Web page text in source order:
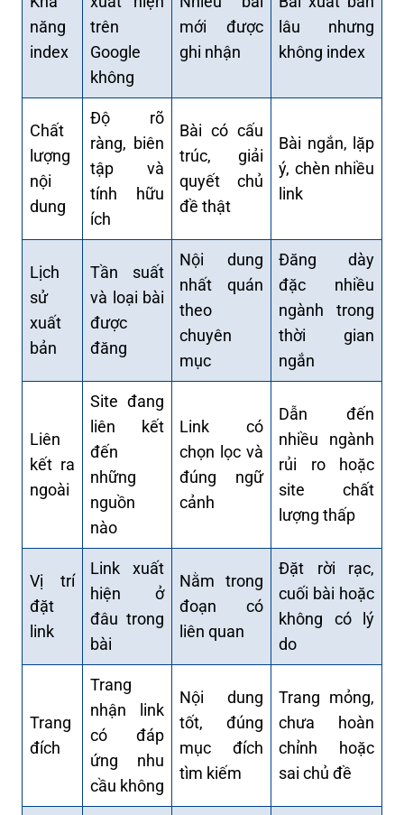
năng
index
trên
Google
không
mới được
ghi nhận
lâu nhưng
không index
Chất
lượng
nội
dung
Độ rõ
ràng, biên
tập và
tính hữu
ích
Bài có cấu
trúc, giải
quyết chủ
đề thật
Bài ngắn, lặp
ý, chèn nhiều
link
Lịch
sử
xuất
bản
Tần suất
và loại bài
được
đăng
Nội dung
nhất quán
theo
chuyên
mục
Đăng dày
đặc nhiều
ngành trong
thời gian
ngắn
Liên
kết ra
ngoài
Site đang
liên kết
đến
những
nguồn
nào
Link có
chọn lọc và
đúng ngữ
cảnh
Dẫn đến
nhiều ngành
rủi ro hoặc
site chất
lượng thấp
Vị trí
đặt
link
Link xuất
hiện ở
đâu trong
bài
Nằm trong
đoạn có
liên quan
Đặt rời rạc,
cuối bài hoặc
không có lý
do
Trang
đích
Trang
nhận link
có đáp
ứng nhu
cầu không
Nội dung
tốt, đúng
mục đích
tìm kiếm
Trang mỏng,
chưa hoàn
chỉnh hoặc
sai chủ đề